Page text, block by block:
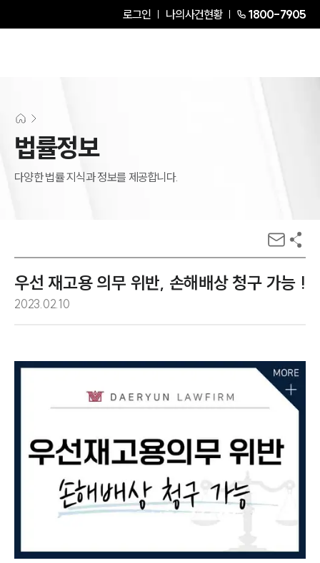
로그인 나의사건현황 1800-7905
법률정보
다양한 법률 지식과 정보를 제공합니다.
우선 재고용 의무 위반, 손해배상 청구 가능 !
2023.02.10